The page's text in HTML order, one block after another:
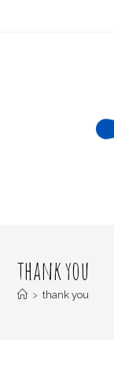
thank you
> thank you